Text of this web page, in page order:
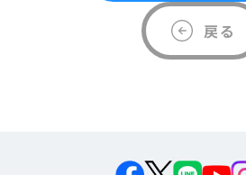
戻る